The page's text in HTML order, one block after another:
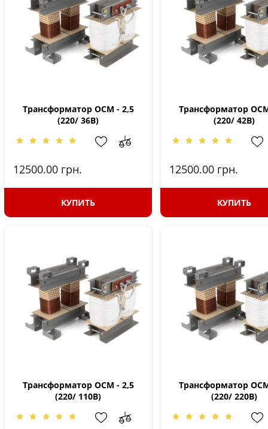
Трансформатор ОСМ - 2,5
(220/ 36В)
12500.00 грн.
КУПИТЬ
Трансформатор
(220/ 42В)
12500.00 грн.
КУПИТЬ
Трансформатор ОСМ - 2,5
(220/ 110В)
Трансформатор
(220/ 220В)